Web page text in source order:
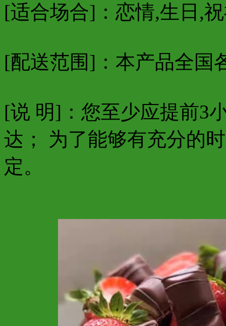
[适合场合]：恋情,生日,
[配送范围]：本产品全国
[说 明]：您至少应提前3
达； 为了能够有充分的
定。